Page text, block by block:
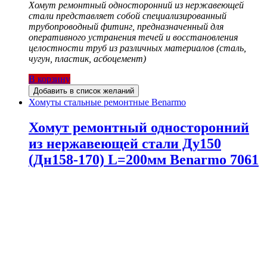
Хомут ремонтный односторонний из нержавеющей
стали представляет собой специализированный
трубопроводный фитинг, предназначенный для
оперативного устранения течей и восстановления
целостности труб из различных материалов (сталь,
чугун, пластик, асбоцемент)
В корзину
Добавить в список желаний
Хомуты стальные ремонтные Benarmo
Хомут ремонтный односторонний
из нержавеющей стали Ду150
(Дн158-170) L=200мм Benarmo 7061